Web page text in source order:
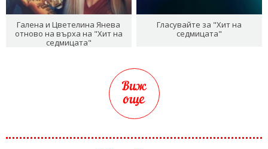
Галена и Цветелина Янева
отново на върха на "Хит на
седмицата"
Гласувайте за "Хит на
седмицата"
Виж
още